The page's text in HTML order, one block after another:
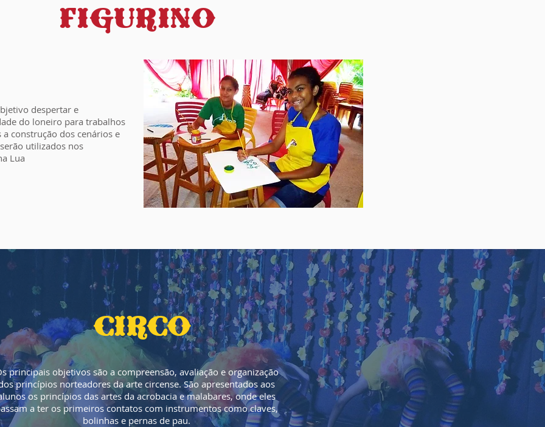
FIGURINO
despertar e
do loneiro para trabalhos
construção dos cenários e
utilizados nos
Lua
circo
principais objetivos são a compreensão, avaliação e organização
princípios norteadores da arte circense. São apresentados aos
os princípios das artes da acrobacia e malabares, onde eles
a ter os primeiros contatos com instrumentos como claves,
bolinhas e pernas de pau.